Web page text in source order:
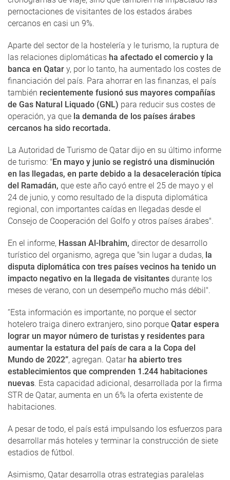
pernoctaciones de visitantes de los estados árabes
cercanos en casi un 9%.
Aparte del sector de la hostelería y le turismo, la ruptura de
las relaciones diplomáticas ha afectado el comercio y la
banca en Qatar y, por lo tanto, ha aumentado los costes de
financiación del país. Para ahorrar en las finanzas, el país
también recientemente fusionó sus mayores compañías
de Gas Natural Liquado (GNL) para reducir sus costes de
operación, ya que la demanda de los países árabes
cercanos ha sido recortada.
La Autoridad de Turismo de Qatar dijo en su último informe
de turismo: "En mayo y junio se registró una disminución
en las llegadas, en parte debido a la desaceleración típica
del Ramadán, que este año cayó entre el 25 de mayo y el
24 de junio, y como resultado de la disputa diplomática
regional, con importantes caídas en llegadas desde el
Consejo de Cooperación del Golfo y otros países árabes".
En el informe, Hassan Al-Ibrahim, director de desarrollo
turístico del organismo, agrega que "sin lugar a dudas, la
disputa diplomática con tres países vecinos ha tenido un
impacto negativo en la llegada de visitantes durante los
meses de verano, con un desempeño mucho más débil".
“Esta información es importante, no porque el sector
hotelero traiga dinero extranjero, sino porque Qatar espera
lograr un mayor número de turistas y residentes para
aumentar la estatura del país de cara a la Copa del
Mundo de 2022”, agregan. Qatar ha abierto tres
establecimientos que comprenden 1.244 habitaciones
nuevas. Esta capacidad adicional, desarrollada por la firma
STR de Qatar, aumenta en un 6% la oferta existente de
habitaciones.
A pesar de todo, el país está impulsando los esfuerzos para
desarrollar más hoteles y terminar la construcción de siete
estadios de fútbol.
Asimismo, Qatar desarrolla otras estrategias paralelas